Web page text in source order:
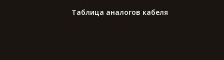
Таблица аналогов кабеля